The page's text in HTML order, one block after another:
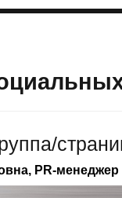
PR-менеджер